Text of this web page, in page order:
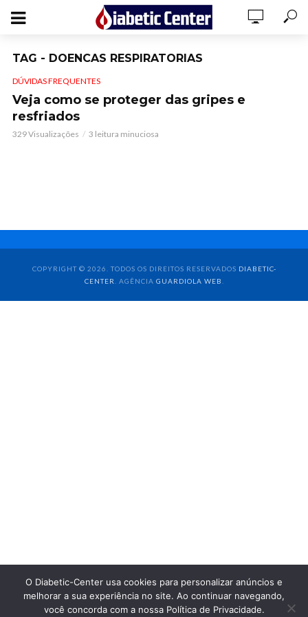
TAG - DOENCAS RESPIRATORIAS
DÚVIDAS FREQUENTES
Veja como se proteger das gripes e
resfriados
329 Visualizações 3 leitura minuciosa
COPYRIGHT © 2026. TODOS OS DIREITOS RESERVADOS DIABETIC-
CENTER
. AGÊNCIA GUARDIOLA WEB
O Diabetic-Center usa cookies para personalizar anúncios e
melhorar a sua experiência no site. Ao continuar navegando,
você concorda com a nossa Política de Privacidade.